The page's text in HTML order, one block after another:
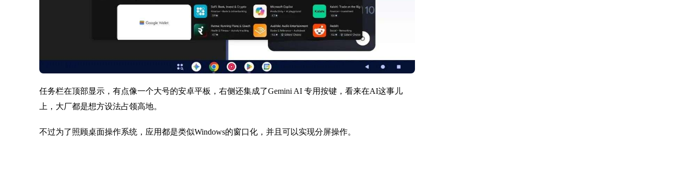
上，大厂都是想方设法占领高地。
不过为了照顾桌面操作系统，应用都是类似Windows的窗口化，并且可以实现分屏操作。